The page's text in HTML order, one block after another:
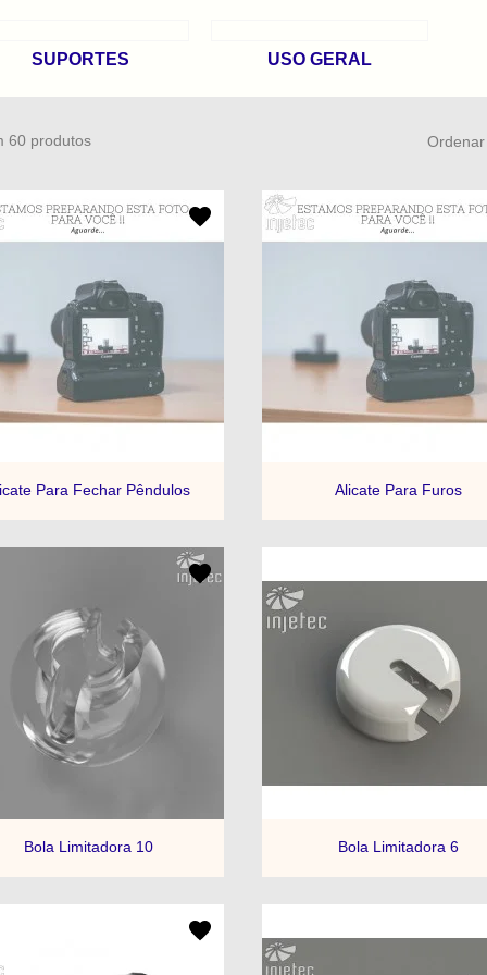
SUPORTES USO GERAL
60 produtos
Visualização rápida
Para Fechar Pêndulos Visualização rápida
Alicate Para Furos
Visualização rápida
Bola Limitadora 10 Visualização rápida
Bola Limitadora 6